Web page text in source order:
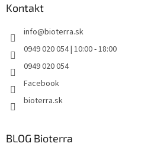
Kontakt
info@bioterra.sk
0949 020 054 | 10:00 - 18:00
0949 020 054
Facebook
bioterra.sk
BLOG Bioterra